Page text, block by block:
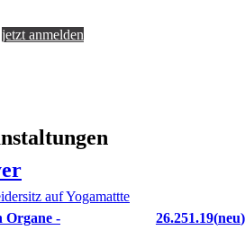
jetzt anmelden
Organe -
26.251.19 neu